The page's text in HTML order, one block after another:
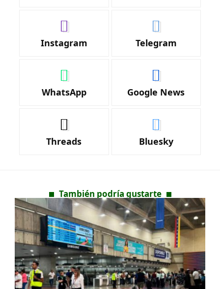
Instagram Telegram
WhatsApp Google News
Threads Bluesky
También podría gustarte